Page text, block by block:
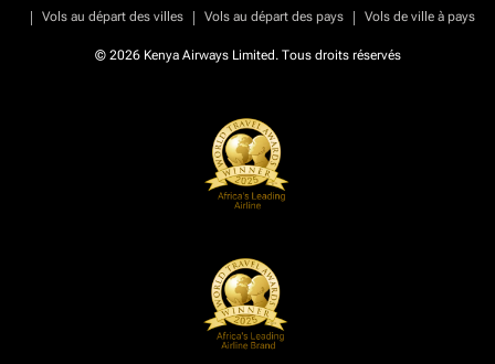
|
Vols au départ des villes | Vols au départ des pays | Vols de ville à pays
© 2026 Kenya Airways Limited. Tous droits réservés